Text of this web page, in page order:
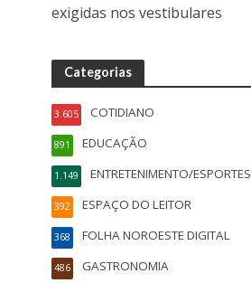
exigidas nos vestibulares
Categorias
COTIDIANO
3.605
EDUCAÇÃO
891
ENTRETENIMENTO/ESPORTES
1.149
ESPAÇO DO LEITOR
392
FOLHA NOROESTE DIGITAL
368
GASTRONOMIA
486